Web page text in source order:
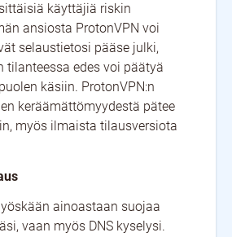
käyttäjiä riskin
ansiosta ProtonVPN voi
selaustietosi pääse julki,
tilanteessa edes voi päätyä
käsiin. ProtonVPN:n
keräämättömyydestä pätee
myös ilmaista tilausversiota
ainoastaan suojaa
vaan myös DNS kyselysi.